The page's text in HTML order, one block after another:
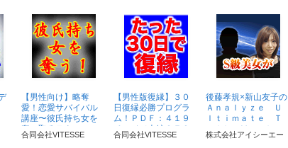
【男性向け】略奪
愛！恋愛サバイバル
講座〜彼氏持ち女を
奪い取るテクニッ
ク〜...
合同会社VITESSE
【男性版復縁】３０
日復縁必勝プログラ
ム！ＰＤＦ：４１９
ページ（本編２７０
ページ＋特典１４９
合同会社VITESSE
後藤孝規×新山友子の
Ａｎａｌｙｚｅ Ｕ
ｌｔｉｍａｔｅ Ｔ
ａｌｋ Ｍｅｔｈｏ
ｄ Ｓ級美女が惚れ
株式会社アイシーエー